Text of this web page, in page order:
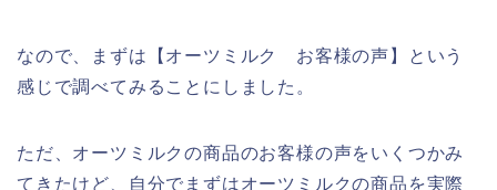
なので、まずは【オーツミルク お客様の声】という
感じで調べてみることにしました。
ただ、オーツミルクの商品のお客様の声をいくつかみ
てきたけど、自分でまずはオーツミルクの商品を実際